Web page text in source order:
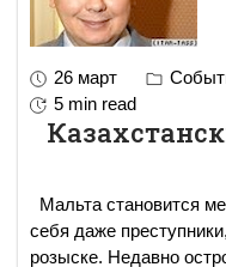
26 март
5 min read
Мальта становится
себя даже
розыске. Недавно